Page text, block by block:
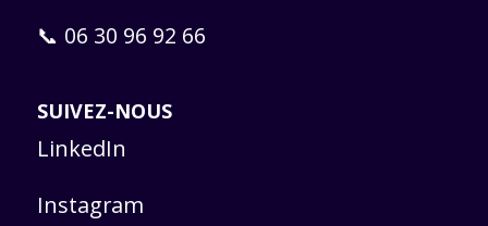
📞 06 30 96 92 66
SUIVEZ-NOUS
LinkedIn
Instagram